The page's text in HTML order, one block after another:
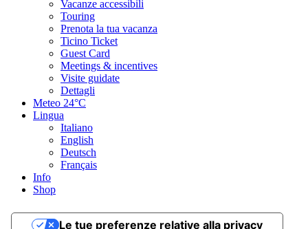
Tipo di strada
Mostra il profilo altimetrico
Punti di ristoro
Hotel Bellinzona Sud (Bike friendly)
Hotel La Perla (Bike friendly)
Vacanze accessibili
Touring
Prenota la tua vacanza
Ticino Ticket
Guest Card
Meetings & incentives
Visite guidate
Dettagli
Meteo 24°C
Lingua
Italiano
English
Deutsch
Français
Info
Shop
Le tue preferenze relative alla privacy